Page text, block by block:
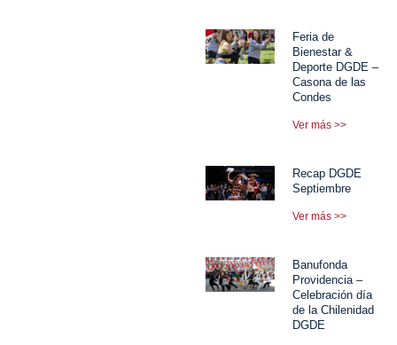
Feria de
Bienestar &
Deporte DGDE –
Casona de las
Condes
Ver más >>
Recap DGDE
Septiembre
Ver más >>
Banufonda
Providencia –
Celebración día
de la Chilenidad
DGDE